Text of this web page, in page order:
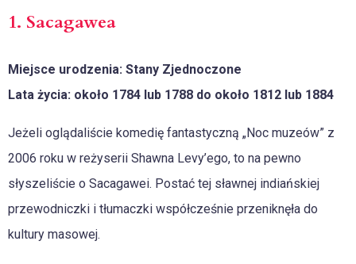
1. Sacagawea
Miejsce urodzenia: Stany Zjednoczone
Lata życia: około 1784 lub 1788 do około 1812 lub 1884
Jeżeli oglądaliście komedię fantastyczną „Noc muzeów” z
2006 roku w reżyserii Shawna Levy’ego, to na pewno
słyszeliście o Sacagawei. Postać tej sławnej indiańskiej
przewodniczki i tłumaczki współcześnie przeniknęła do
kultury masowej.